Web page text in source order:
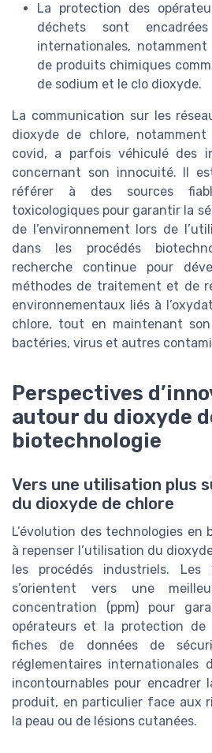
La protection des
déchets sont
internationales,
de produits chimiques
de sodium et le clo dioxyde.
La communication sur les
dioxyde de chlore,
covid, a parfois véhiculé des
concernant son innocuité. Il
référer à des sources
toxicologiques pour garantir la
de l’environnement lors de
dans les procédés
recherche continue pour
méthodes de traitement et de
environnementaux liés à
chlore, tout en maintenant
bactéries, virus et autres
Perspectives
autour du dioxyde
biotechnologie
Vers une utilisation plus
du dioxyde de chlore
L’évolution des technologies en
à repenser l’utilisation du
les procédés industriels. Les
s’orientent vers une
concentration (ppm) pour
opérateurs et la protection de
fiches de données de
réglementaires internationales
incontournables pour encadrer
produit, en particulier face aux
la peau ou de lésions cutanées.